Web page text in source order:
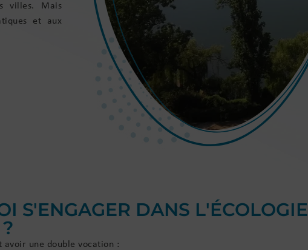
villes. Mais
et aux
S'ENGAGER DANS L'ÉCOLOGIE
une double vocation :